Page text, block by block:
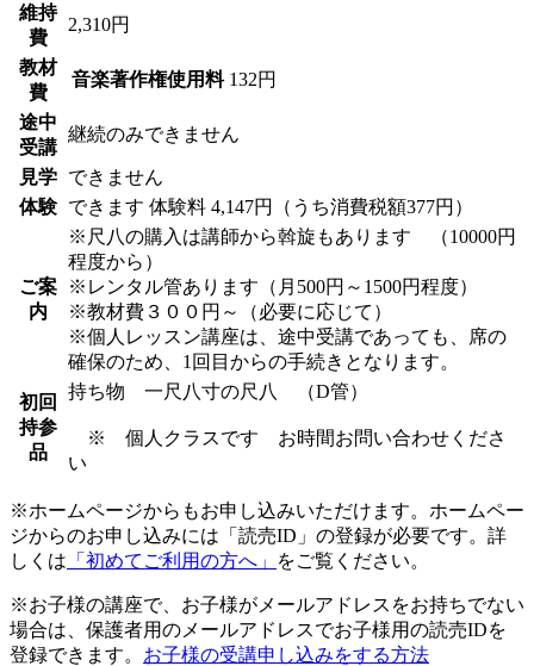
維持
費
2,310円
教材
費
音楽著作権使用料 132円
途中
受講
継続のみできません
見学 できません
体験 できます 体験料 4,147円（うち消費税額377円）
ご案
内
※尺八の購入は講師から斡旋もあります （10000円
程度から）
※レンタル管あります（月500円～1500円程度）
※教材費３００円～（必要に応じて）
※個人レッスン講座は、途中受講であっても、席の
確保のため、1回目からの手続きとなります。
初回
持参
品
持ち物 一尺八寸の尺八 （D管）
※ 個人クラスです お時間お問い合わせくださ
い
※ホームページからもお申し込みいただけます。ホームペー
ジからのお申し込みには「読売ID」の登録が必要です。詳
しくは 「初めてご利用の方へ」 をご覧ください。
※お子様の講座で、お子様がメールアドレスをお持ちでない
場合は、保護者用のメールアドレスでお子様用の読売IDを
登録できます。 お子様の受講申し込みをする方法